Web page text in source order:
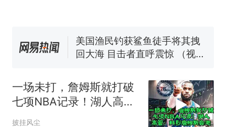
140多朵
美国渔民钓获鲨鱼徒手将其拽
回大海 目击者直呼震惊 （视频
官方通报
热
那个在床头放菜刀的女孩，
因老师一句“跟我回家”改写了
一场未打，詹姆斯就打破
七项NBA记录！湖人高
管：料到詹姆斯会走
披挂风尘